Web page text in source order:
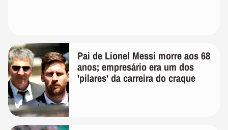
Pai de Lionel Messi morre aos 68
anos; empresário era um dos
'pilares' da carreira do craque